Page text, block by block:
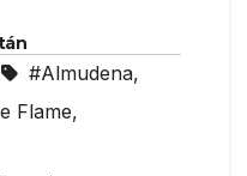
#Almudena,
Flame,